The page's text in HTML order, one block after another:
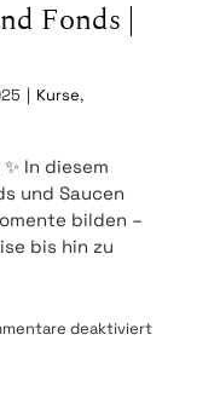
Fonds |
Kurse,
In diesem
und Saucen
bilden –
bis hin zu
deaktiviertfür